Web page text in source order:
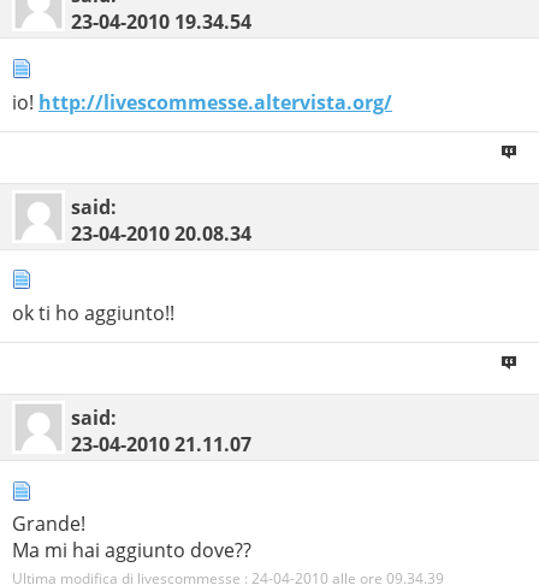
23-04-2010 19.34.54
io! http://livescommesse.altervista.org/
said:
23-04-201020.08.34
ok ti ho aggiunto!!
said:
23-04-201021.11.07
Grande!
Ma mi hai aggiunto dove??
Ultima modifica di livescommesse : 24-04-2010 alle ore 09.34.39